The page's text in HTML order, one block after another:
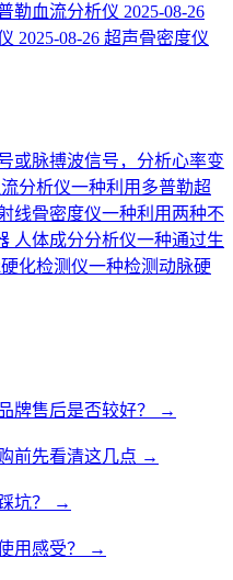
勒血流分析仪 2025-08-26
2025-08-26 超声骨密度仪
或脉搏波信号，分析心率变
分析仪一种利用多普勒超
线骨密度仪一种利用两种不
人体成分分析仪一种通过生
化检测仪一种检测动脉硬
牌售后是否较好？
→
前先看清这几点 →
坑？
→
用感受？
→